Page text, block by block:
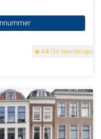
4.8 (98 beoordelingen)